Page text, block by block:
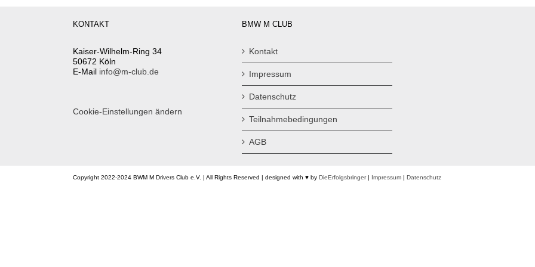
KONTAKT
Kaiser-Wilhelm-Ring 34
50672 Köln
E-Mail info@m-club.de
Cookie-Einstellungen ändern
BMW M CLUB
Kontakt
Impressum
Datenschutz
Teilnahmebedingungen
AGB
Copyright 2022-2024 BWM M Drivers Club e.V. | All Rights Reserved | designed with ♥ by DieErfolgsbringer| Impressum | Datenschutz